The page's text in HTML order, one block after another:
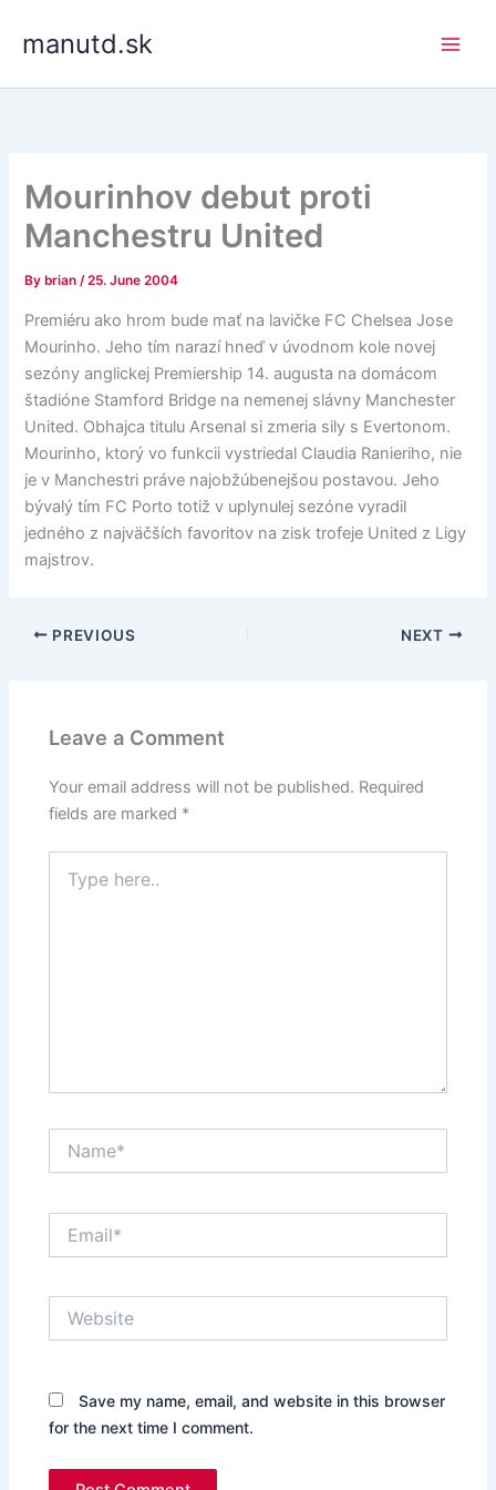
manutd.sk
Mourinhov debut proti
Manchestru United
By brian/25. June 2004
Premiéru ako hrom bude mať na lavičke FC Chelsea Jose
Mourinho. Jeho tím narazí hneď v úvodnom kole novej
sezóny anglickej Premiership 14. augusta na domácom
štadióne Stamford Bridge na nemenej slávny Manchester
United. Obhajca titulu Arsenal si zmeria sily s Evertonom.
Mourinho, ktorý vo funkcii vystriedal Claudia Ranieriho, nie
je v Manchestri práve najobžúbenejšou postavou. Jeho
bývalý tím FC Porto totiž v uplynulej sezóne vyradil
jedného z najväčších favoritov na zisk trofeje United z Ligy
majstrov.
PREVIOUS NEXT
Leave a Comment
Your email address will not be published. Required
fields are marked *
here..
Save my name, email, and website in this browser
for the next time I comment.